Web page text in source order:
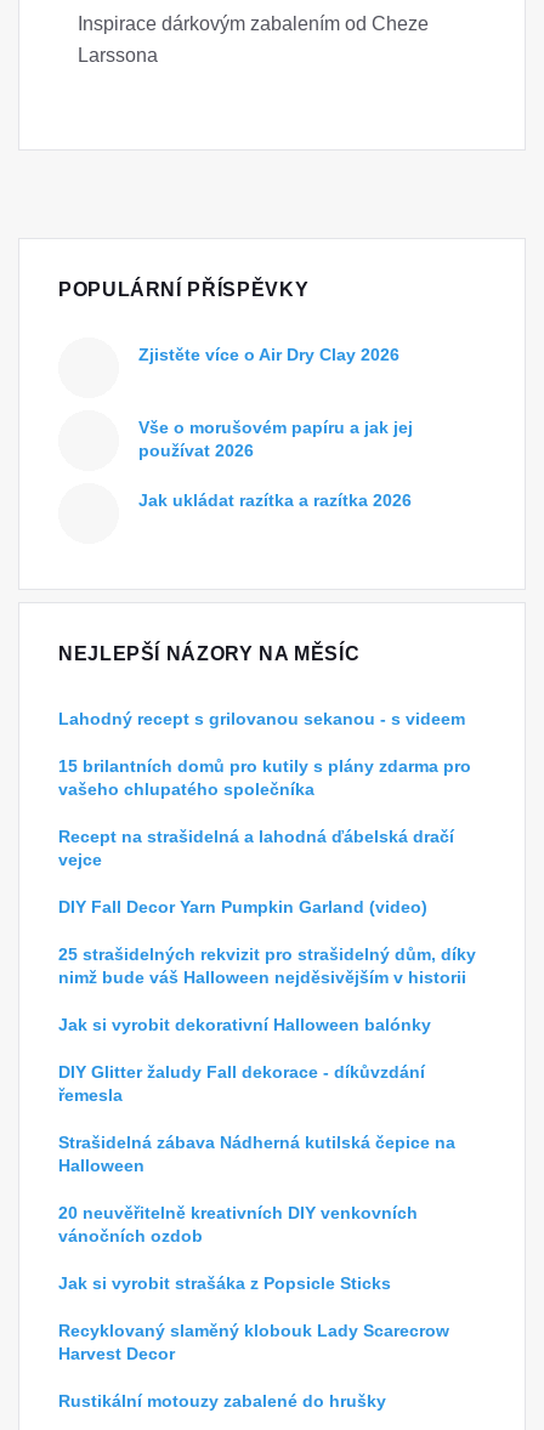
Inspirace dárkovým zabalením od Cheze
Larssona
POPULÁRNÍ PŘÍSPĚVKY
Zjistěte více o Air Dry Clay 2026
Vše o morušovém papíru a jak jej
používat 2026
Jak ukládat razítka a razítka 2026
NEJLEPŠÍ NÁZORY NA MĚSÍC
Lahodný recept s grilovanou sekanou - s videem
15 brilantních domů pro kutily s plány zdarma pro
vašeho chlupatého společníka
Recept na strašidelná a lahodná ďábelská dračí
vejce
DIY Fall Decor Yarn Pumpkin Garland (video)
25 strašidelných rekvizit pro strašidelný dům, díky
nimž bude váš Halloween nejděsivějším v historii
Jak si vyrobit dekorativní Halloween balónky
DIY Glitter žaludy Fall dekorace - díkůvzdání
řemesla
Strašidelná zábava Nádherná kutilská čepice na
Halloween
20 neuvěřitelně kreativních DIY venkovních
vánočních ozdob
Jak si vyrobit strašáka z Popsicle Sticks
Recyklovaný slaměný klobouk Lady Scarecrow
Harvest Decor
Rustikální motouzy zabalené do hrušky